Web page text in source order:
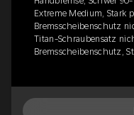
Extreme Medium, Stark
Bremsscheibenschutz
Titan-Schraubensatz
Bremsscheibenschutz,